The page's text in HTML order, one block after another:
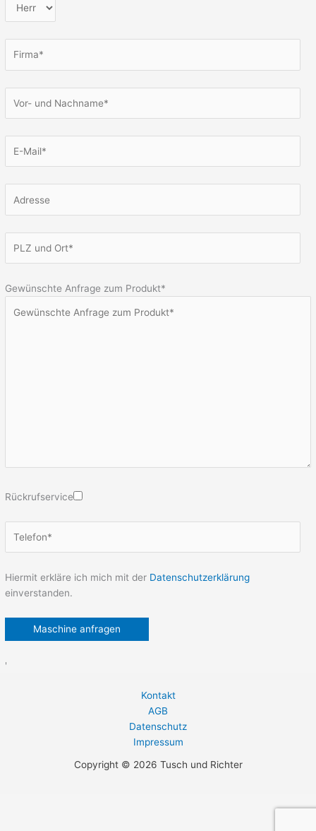
Gewünschte Anfrage zum Produkt*
Rückrufservice
Hiermit erkläre ich mich mit der Datenschutzerklärung
einverstanden.
'
Kontakt
AGB
Datenschutz
Impressum
Copyright © 2026 Tusch und Richter